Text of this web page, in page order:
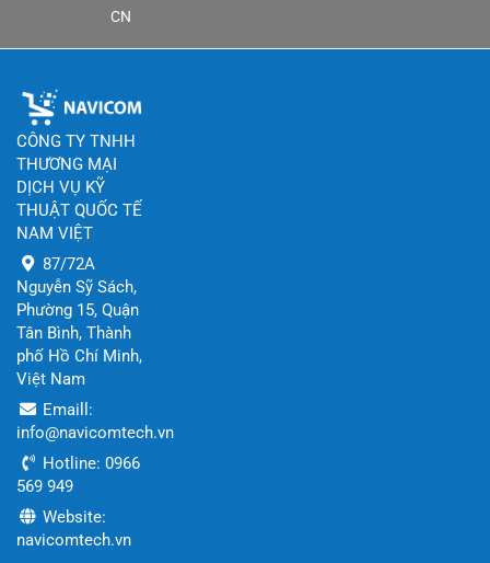
CN
CÔNG TY TNHH
THƯƠNG MẠI
DỊCH VỤ KỸ
THUẬT QUỐC TẾ
NAM VIỆT
87/72A
Nguyễn Sỹ Sách,
Phường 15, Quận
Tân Bình, Thành
phố Hồ Chí Minh,
Việt Nam
Emaill:
info@navicomtech.vn
Hotline: 0966
569 949
Website:
navicomtech.vn